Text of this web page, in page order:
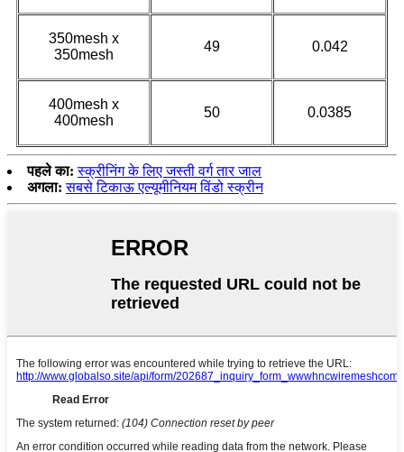
350mesh x
350mesh
49 0.042
400mesh x
400mesh
50 0.0385
पहले का: स्क्रीनिंग के लिए जस्ती वर्ग तार जाल
अगला: सबसे टिकाऊ एल्यूमीनियम विंडो स्क्रीन